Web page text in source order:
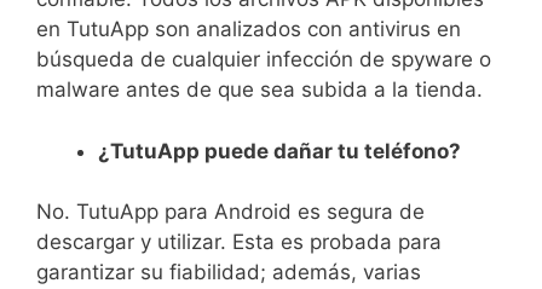
en TutuApp son analizados con antivirus en
búsqueda de cualquier infección de spyware o
malware antes de que sea subida a la tienda.
¿TutuApp puede dañar tu teléfono?
No. TutuApp para Android es segura de
descargar y utilizar. Esta es probada para
garantizar su fiabilidad; además, varias